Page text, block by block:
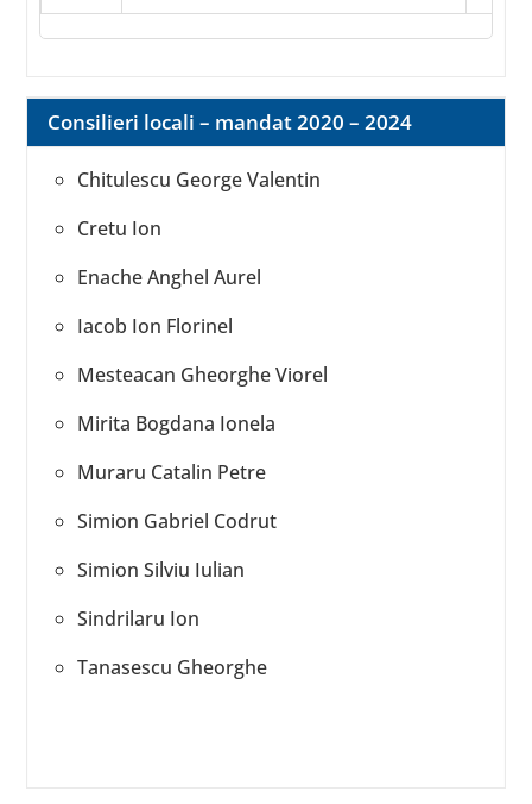
Consilieri locali – mandat 2020 – 2024
Chitulescu George Valentin
Cretu Ion
Enache Anghel Aurel
Iacob Ion Florinel
Mesteacan Gheorghe Viorel
Mirita Bogdana Ionela
Muraru Catalin Petre
Simion Gabriel Codrut
Simion Silviu Iulian
Sindrilaru Ion
Tanasescu Gheorghe